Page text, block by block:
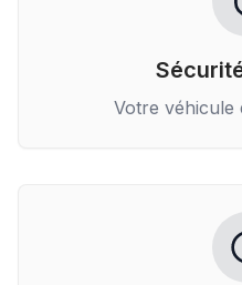
Votre véhicule